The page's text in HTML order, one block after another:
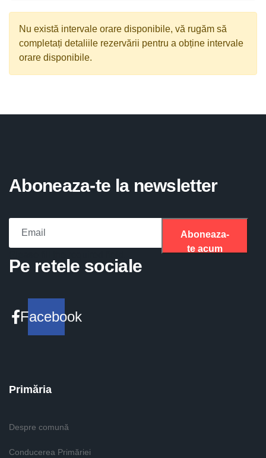
Nu există intervale orare disponibile, vă rugăm să
completați detaliile rezervării pentru a obține intervale
orare disponibile.
Aboneaza-te la newsletter
Aboneaza-
te acum
Pe retele sociale
Facebook
Primăria
Despre comună
Conducerea Primăriei